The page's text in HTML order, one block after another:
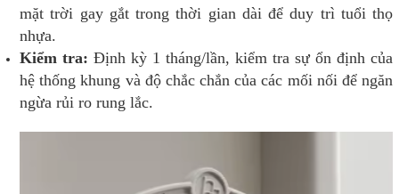
mặt trời gay gắt trong thời gian dài để duy trì tuổi thọ
nhựa.
Kiểm tra: Định kỳ 1 tháng/lần, kiểm tra sự ổn định của
hệ thống khung và độ chắc chắn của các mối nối để ngăn
ngừa rủi ro rung lắc.